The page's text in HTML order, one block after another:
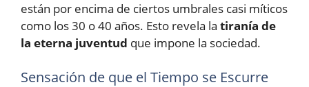
están por encima de ciertos umbrales casi míticos
como los 30 o 40 años. Esto revela la tiranía de
la eterna juventud que impone la sociedad.
Sensación de que el Tiempo se Escurre